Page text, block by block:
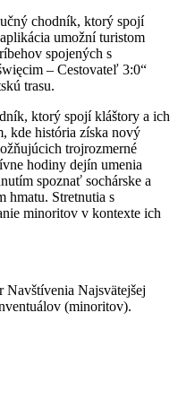
chodník, ktorý spojí
umožní turistom
spojených s
– Cestovateľ 3:0“
trasu.
ktorý spojí kláštory a ich
kde história získa nový
trojrozmerné
hodiny dejín umenia
spoznať sochárske a
hmatu. Stretnutia s
minoritov v kontexte ich
Navštívenia Najsvätejšej
(minoritov).